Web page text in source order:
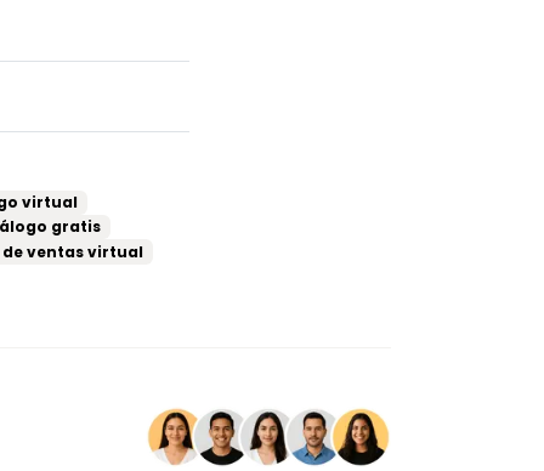
virtual
gratis
ventas virtual